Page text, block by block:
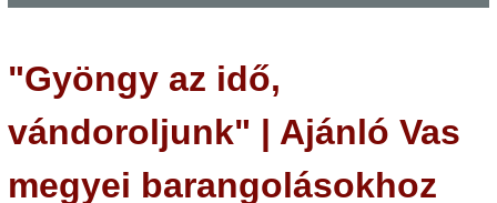
"Gyöngy az idő,
vándoroljunk" | Ajánló Vas
megyei barangolásokhoz